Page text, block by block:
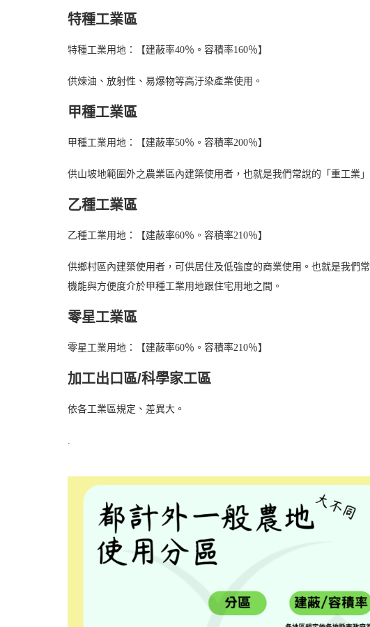
特種工業區
特種工業用地：【建蔽率40％。容積率160％】
供煉油、放射性、易爆物等高汙染產業使用。
甲種工業區
甲種工業用地：【建蔽率50％。容積率200％】
供山坡地範圍外之農業區內建築使用者，也就是我們常說的「重工業
乙種工業區
乙種工業用地：【建蔽率60％。容積率210％】
供鄉村區內建築使用者，可供居住及低強度的商業使用。也就是我們
機能與方便度介於甲種工業用地跟住宅用地之間。
零星工業區
零星工業用地：【建蔽率60％。容積率210％】
加工出口區/科學家工區
依各工業區規定、差異大。